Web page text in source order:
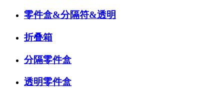
零件盒&分隔符&透明
折叠箱
分隔零件盒
透明零件盒